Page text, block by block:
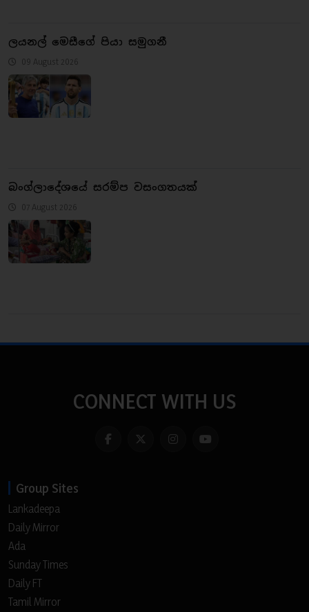
ලයනල් මෙසීගේ පියා සමුගනී
09 August 2026
බංග්ලාදේශයේ සරම්ප වසංගතයක්
07 August 2026
CONNECT WITH US
Group Sites
Lankadeepa
Daily Mirror
Ada
Sunday Times
Daily FT
Tamil Mirror